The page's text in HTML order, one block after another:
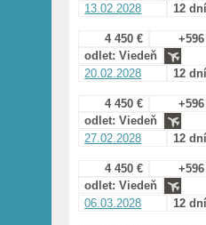
13.02.2028
12 dní
4 450 €
odlet: Viedeň
20.02.2028
12 dní
4 450 €
odlet: Viedeň
27.02.2028
12 dní
4 450 €
odlet: Viedeň
06.03.2028
12 dní